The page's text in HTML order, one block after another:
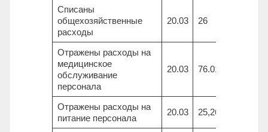
Списаны
общехозяйственные
расходы
20.03 26
Отражены расходы на
медицинское
обслуживание
персонала
20.03 76.01
Отражены расходы на
питание персонала
20.03 25,26